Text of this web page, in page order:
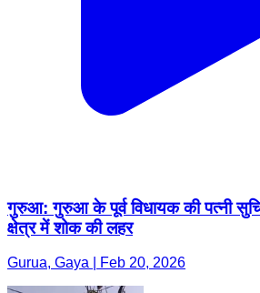
गुरुआ: गुरुआ के पूर्व विधायक की पत्नी
क्षेत्र में शोक की लहर
Gurua, Gaya | Feb 20, 2026